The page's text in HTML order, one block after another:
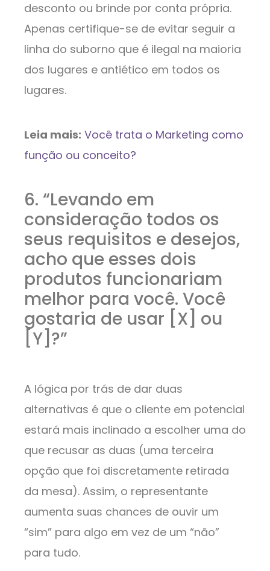
desconto ou brinde por conta própria.
Apenas certifique-se de evitar seguir a
linha do suborno que é ilegal na maioria
dos lugares e antiético em todos os
lugares.
Leia mais: Você trata o Marketing como
função ou conceito?
6. “Levando em
consideração todos os
seus requisitos e desejos,
acho que esses dois
produtos funcionariam
melhor para você. Você
gostaria de usar [X] ou
[Y]?”
A lógica por trás de dar duas
alternativas é que o cliente em potencial
estará mais inclinado a escolher uma do
que recusar as duas (uma terceira
opção que foi discretamente retirada
da mesa). Assim, o representante
aumenta suas chances de ouvir um
“sim” para algo em vez de um “não”
para tudo.